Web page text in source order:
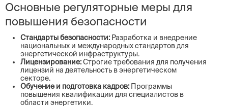
Основные регуляторные меры для
повышения безопасности
Стандарты безопасности: Разработка и внедрение
национальных и международных стандартов для
энергетической инфраструктуры.
Лицензирование:Строгие требования для получения
лицензий на деятельность в энергетическом
секторе.
Обучение и подготовка кадров: Программы
повышения квалификации для специалистов в
области энергетики.